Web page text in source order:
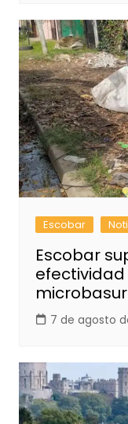
Escobar
Escobar
7 de agosto